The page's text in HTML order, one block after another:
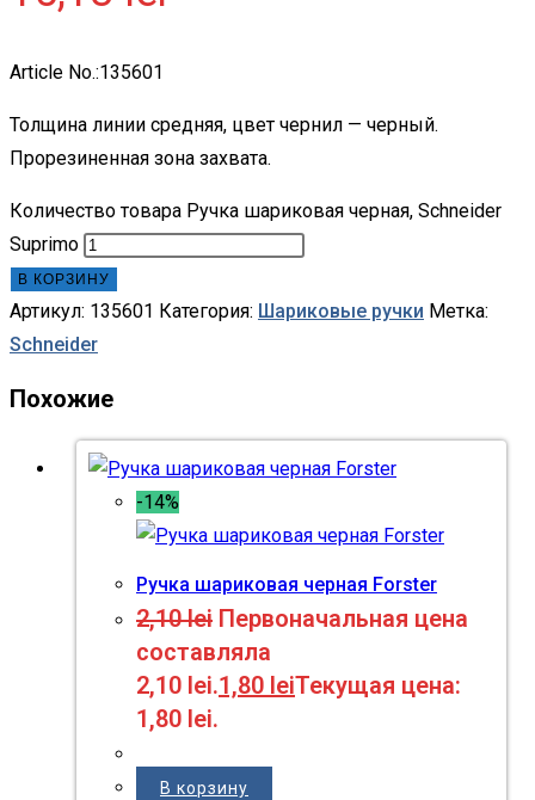
Article No.:135601
Толщина линии средняя, цвет чернил — черный.
Прорезиненная зона захвата.
Количество товара Ручка шариковая черная, Schneider
Suprimo
В КОРЗИНУ
Артикул: 135601 Категория: Шариковые ручки Метка:
Schneider
Похожие
-14%
Ручка шариковая черная Forster
2,10lei Первоначальная цена
составляла
2,10 lei.1,80 leiТекущая цена:
1,80 lei.
В корзину